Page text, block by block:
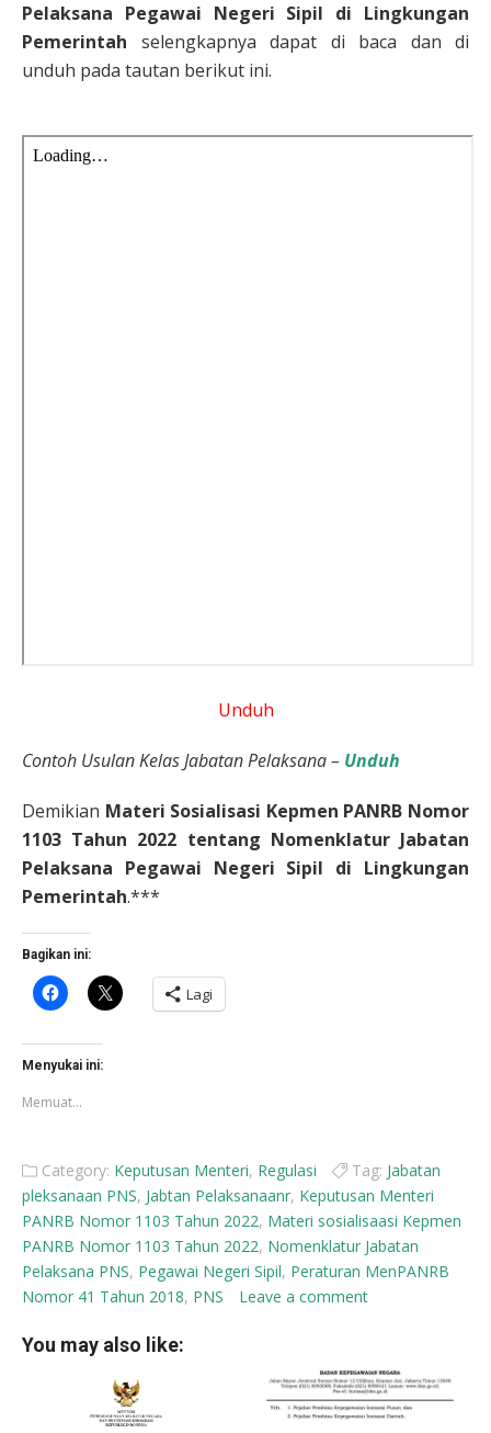
Pelaksana Pegawai Negeri Sipil di Lingkungan
Pemerintah selengkapnya dapat di baca dan di
unduh pada tautan berikut ini.
Unduh
Contoh Usulan Kelas Jabatan Pelaksana – Unduh
Demikian Materi Sosialisasi Kepmen PANRB Nomor
1103 Tahun 2022 tentang Nomenklatur Jabatan
Pelaksana Pegawai Negeri Sipil di Lingkungan
Pemerintah.***
Bagikan ini:
Klik
untuk
Facebook(Membuka
di
jendela
baru)
Klik
untuk Lagi
Menyukai ini:
Memuat...
Category: Keputusan Menteri, Regulasi Tag: Jabatan
pleksanaan PNS, Jabtan Pelaksanaanr, Keputusan Menteri
PANRB Nomor 1103 Tahun 2022, Materi sosialisaasi Kepmen
PANRB Nomor 1103 Tahun 2022, Nomenklatur Jabatan
Pelaksana PNS, Pegawai Negeri Sipil, Peraturan MenPANRB
Nomor 41 Tahun 2018, PNS Leave a comment
You may also like: